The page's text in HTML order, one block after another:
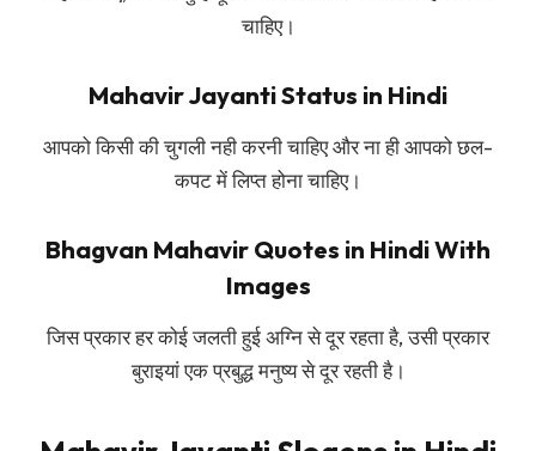
चाहिए।
Mahavir Jayanti Status in Hindi
आपको किसी की चुगली नही करनी चाहिए और ना ही आपको छल-
कपट में लिप्त होना चाहिए।
Bhagvan Mahavir Quotes in Hindi With
Images
जिस प्रकार हर कोई जलती हुई अग्नि से दूर रहता है, उसी प्रकार
बुराइयां एक प्रबुद्ध मनुष्य से दूर रहती है।